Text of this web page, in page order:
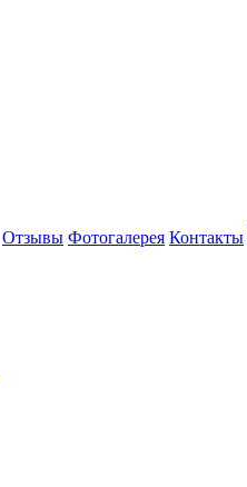
Отзывы Фотогалерея Контакты